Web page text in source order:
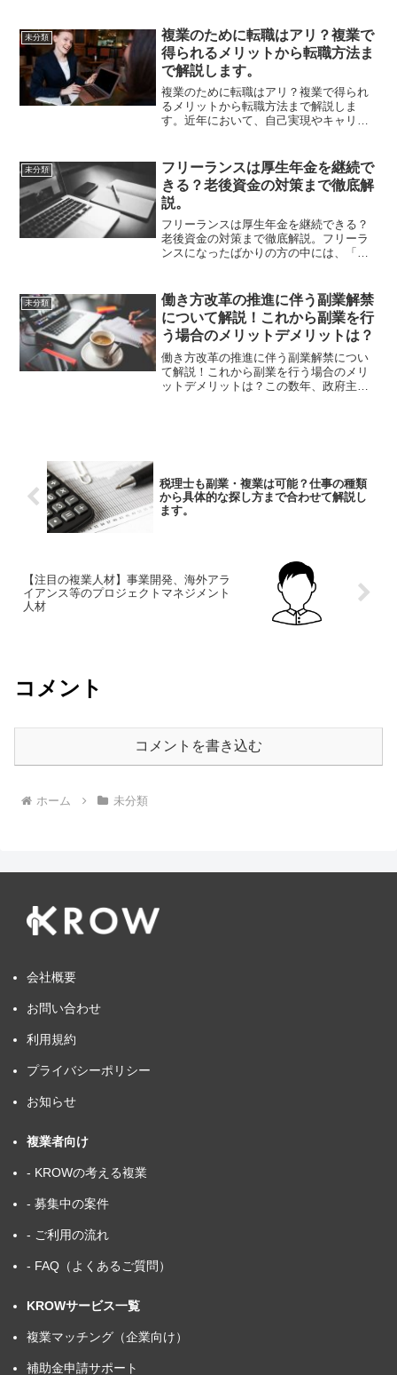
日」から適用されます。そして、それま
でにしておくべき対...
未分類
複業のために転職はアリ？複業で
得られるメリットから転職方法ま
で解説します。
複業のために転職はアリ？複業で得られ
るメリットから転職方法まで解説しま
す。近年において、自己実現やキャリア
複業が容認されておらず、転職しようか
迷っている方も多いのではな...
未分類
フリーランスは厚生年金を継続で
きる？老後資金の対策まで徹底解
説。
フリーランスは厚生年金を継続できる？
老後資金の対策まで徹底解説。フリーラ
ンスになったばかりの方の中には、「厚
ょうか？本記事では、フリーランスが厚
生年金を継続できるのか？...
未分類
働き方改革の推進に伴う副業解禁
について解説！これから副業を行
う場合のメリットデメリットは？
働き方改革の推進に伴う副業解禁につい
て解説！これから副業を行う場合のメリ
ットデメリットは？この数年、政府主導
税理士も副業・複業は可能？仕事の種類
から具体的な探し方まで合わせて解説し
ます。
【注目の複業人材】事業開発、海外アラ
イアンス等のプロジェクトマネジメント
人材
コメント
コメントを書き込む
ホーム 未分類
会社概要
お問い合わせ
利用規約
プライバシーポリシー
お知らせ
複業者向け
- KROWの考える複業
- 募集中の案件
- ご利用の流れ
- FAQ（よくあるご質問）
KROWサービス一覧
複業マッチング（企業向け）
補助金申請サポート